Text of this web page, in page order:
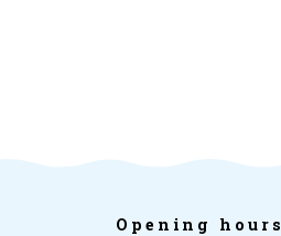
Opening hours